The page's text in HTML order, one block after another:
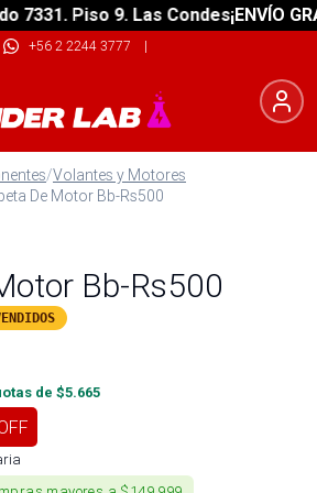
Piso 9. Las Condes¡ENVÍO
+56 2 2244 3777 |
/Volantes y Motores
De Motor Bb-Rs500
Bb-Rs500
de $5.665